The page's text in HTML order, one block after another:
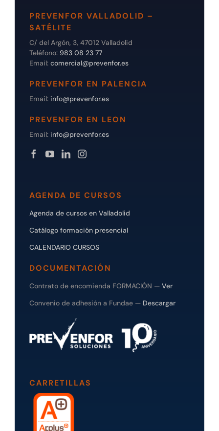
PREVENFOR VALLADOLID –
SATÉLITE
C/ del Argón, 3, 47012 Valladolid
Teléfono: 983 08 23 77
Email: comercial@prevenfor.es
PREVENFOR EN PALENCIA
Email: info@prevenfor.es
PREVENFOR EN LEON
Email: info@prevenfor.es
AGENDA DE CURSOS
Agenda de cursos en Valladolid
Catálogo formación presencial
CALENDARIO CURSOS
DOCUMENTACIÓN
Contrato de encomienda FORMACIÓN — Ver
Convenio de adhesión a Fundae — Descargar
CARRETILLAS